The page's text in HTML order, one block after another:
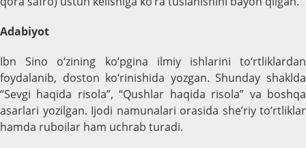
Adabiyot
Ibn Sino o‘zining ko‘pgina ilmiy ishlarini to‘rtliklardan
foydalanib, doston ko‘rinishida yozgan. Shunday shaklda
“Sevgi haqida risola”, “Qushlar haqida risola” va boshqa
asarlari yozilgan. Ijodi namunalari orasida she’riy to‘rtliklar
hamda ruboilar ham uchrab turadi.